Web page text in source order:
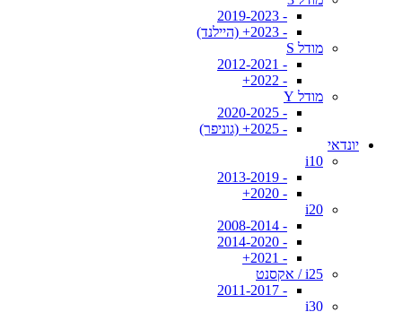
- 2019-2023
- 2023+ (היילנד)
מודל S
- 2012-2021
- 2022+
מודל Y
- 2020-2025
- 2025+ (גוניפר)
יונדאי
i10
- 2013-2019
- 2020+
i20
- 2008-2014
- 2014-2020
- 2021+
i25 / אקסנט
- 2011-2017
i30